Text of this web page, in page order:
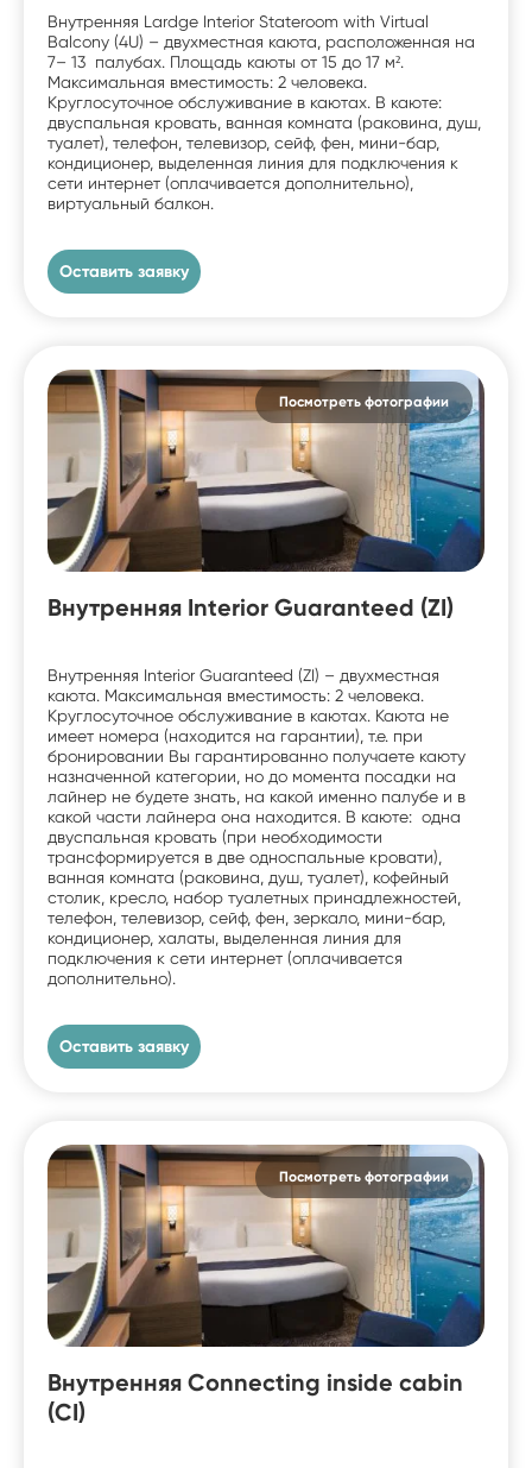
Внутренняя Lardge Interior Stateroom with Virtual
Balcony (4U) – двухместная каюта, расположенная на
7– 13 палубах. Площадь каюты от 15 до 17 м².
Максимальная вместимость: 2 человека.
Круглосуточное обслуживание в каютах. В каюте:
двуспальная кровать, ванная комната (раковина, душ,
туалет), телефон, телевизор, сейф, фен, мини-бар,
кондиционер, выделенная линия для подключения к
сети интернет (оплачивается дополнительно),
виртуальный балкон.
Оставить заявку
Посмотреть фотографии
Внутренняя Interior Guaranteed (ZI)
Внутренняя Interior Guaranteed (ZI) – двухместная
каюта. Максимальная вместимость: 2 человека.
Круглосуточное обслуживание в каютах. Каюта не
имеет номера (находится на гарантии), т.е. при
бронировании Вы гарантированно получаете каюту
назначенной категории, но до момента посадки на
лайнер не будете знать, на какой именно палубе и в
какой части лайнера она находится. В каюте: одна
двуспальная кровать (при необходимости
трансформируется в две односпальные кровати),
ванная комната (раковина, душ, туалет), кофейный
столик, кресло, набор туалетных принадлежностей,
телефон, телевизор, сейф, фен, зеркало, мини-бар,
кондиционер, халаты, выделенная линия для
подключения к сети интернет (оплачивается
дополнительно).
Оставить заявку
Посмотреть фотографии
Внутренняя Connecting inside cabin
(CI)